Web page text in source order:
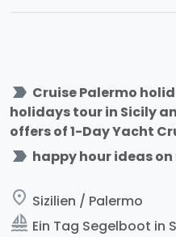
label_important Cruise Palermo
holidays tour in Sicily
offers of 1-Day Yacht
label_important happy hour ideas
place Sizilien / Palermo
sailing Ein Tag Segelboot in